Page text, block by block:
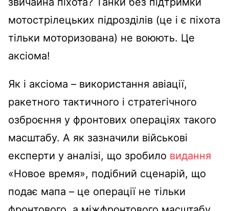
мотострілецьких підрозділів (це і є піхота
тільки моторизована) не воюють. Це
аксіома!
Як і аксіома – використання авіації,
ракетного тактичного і стратегічного
озброєння у фронтових операціях такого
масштабу. А як зазначили військові
експерти у аналізі, що зробило видання
«Новое время», подібний сценарій, що
подає мапа – це операції не тільки